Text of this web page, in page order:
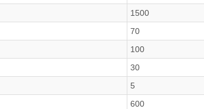
1500
70
100
30
5
600